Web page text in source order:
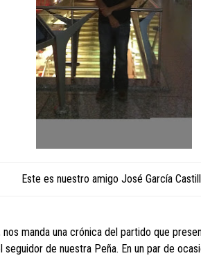
Este es nuestro amigo José García
manda una crónica del partido que
de nuestra Peña. En un par de